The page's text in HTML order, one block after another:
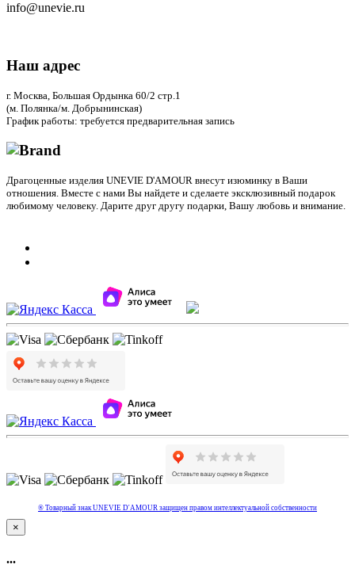
info@unevie.ru
Наш адрес
г. Москва, Большая Ордынка 60/2 стр.1
(м. Полянка/м. Добрынинская)
График работы: требуется предварительная запись
Драгоценные изделия UNEVIE D'AMOUR внесут изюминку в Ваши
отношения. Вместе с нами Вы найдете и сделаете эксклюзивный подарок
любимому человеку. Дарите друг другу подарки, Вашу любовь и внимание.
® Товарный знак UNEVIE D'AMOUR защищен правом интеллектуальной собcтвенности
×
...